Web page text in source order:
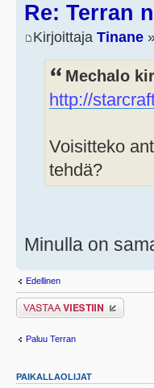
Re: Terran
Kirjoittaja Tinane
Mechalo
http://
Voisitteko
tehdä?
Minulla on
Edellinen
Lähetä vastaus
Paluu Terran
PAIKALLAOLIJAT